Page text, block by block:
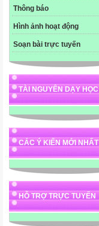
Thông báo
Hình ảnh hoạt động
Soạn bài trực tuyến
TÀI NGUYÊN DẠY HỌC
CÁC Ý KIẾN MỚI NHẤT
HỖ TRỢ TRỰC TUYẾN